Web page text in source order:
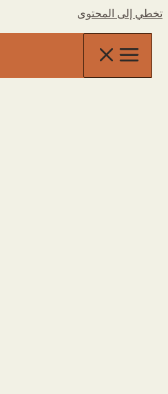
تخطي إلى المحتوى